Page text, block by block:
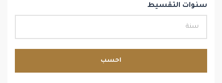
سنوات التقسيط
احسب